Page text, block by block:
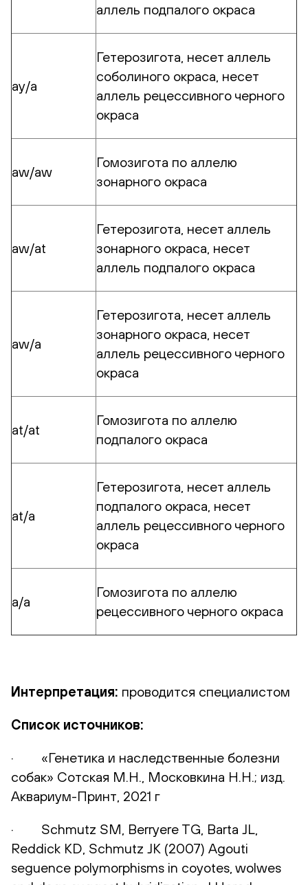
аллель подпалого окраса
аy/a
Гетерозигота, несет аллель
соболиного окраса, несет
аллель рецессивного черного
окраса
aw/aw
Гомозигота по аллелю
зонарного окраса
aw/at
Гетерозигота, несет аллель
зонарного окраса, несет
аллель подпалого окраса
aw/a
Гетерозигота, несет аллель
зонарного окраса, несет
аллель рецессивного черного
окраса
at/at
Гомозигота по аллелю
подпалого окраса
at/a
Гетерозигота, несет аллель
подпалого окраса, несет
аллель рецессивного черного
окраса
a/a
Гомозигота по аллелю
рецессивного черного окраса
Интерпретация: проводится специалистом
Список источников:
· «Генетика и наследственные болезни
собак» Сотская М.Н., Московкина Н.Н.; изд.
Аквариум-Принт, 2021 г
· Schmutz SM, Berryere TG, Barta JL,
Reddick KD, Schmutz JK (2007) Agouti
seguence polymorphisms in coyotes, wolwes